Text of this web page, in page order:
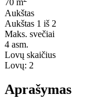
70 m
Aukštas
Aukštas 1 iš 2
Maks. svečiai
4 asm.
Lovų skaičius
Lovų: 2
Aprašymas